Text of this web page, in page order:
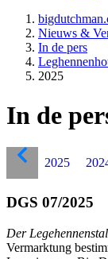
Nieuws &
In de pers
2025
In de
2025
DGS 07/2025
Der
Vermarktung